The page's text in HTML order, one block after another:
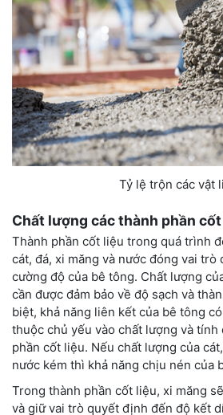
Tỷ lệ trộn các vật
Chất lượng các thành phần
Thành phần cốt liệu trong quá trình
cát, đá, xi măng và nước đóng vai trò
cường độ của bê tông. Chất lượng
cần được đảm bảo về độ sạch và
biệt, khả năng liên kết của bê tông
thuộc chủ yếu vào chất lượng và tính
phần cốt liệu. Nếu chất lượng của
nước kém thì khả năng chịu nén của
Trong thành phần cốt liệu, xi măng
và giữ vai trò quyết định đến độ kết